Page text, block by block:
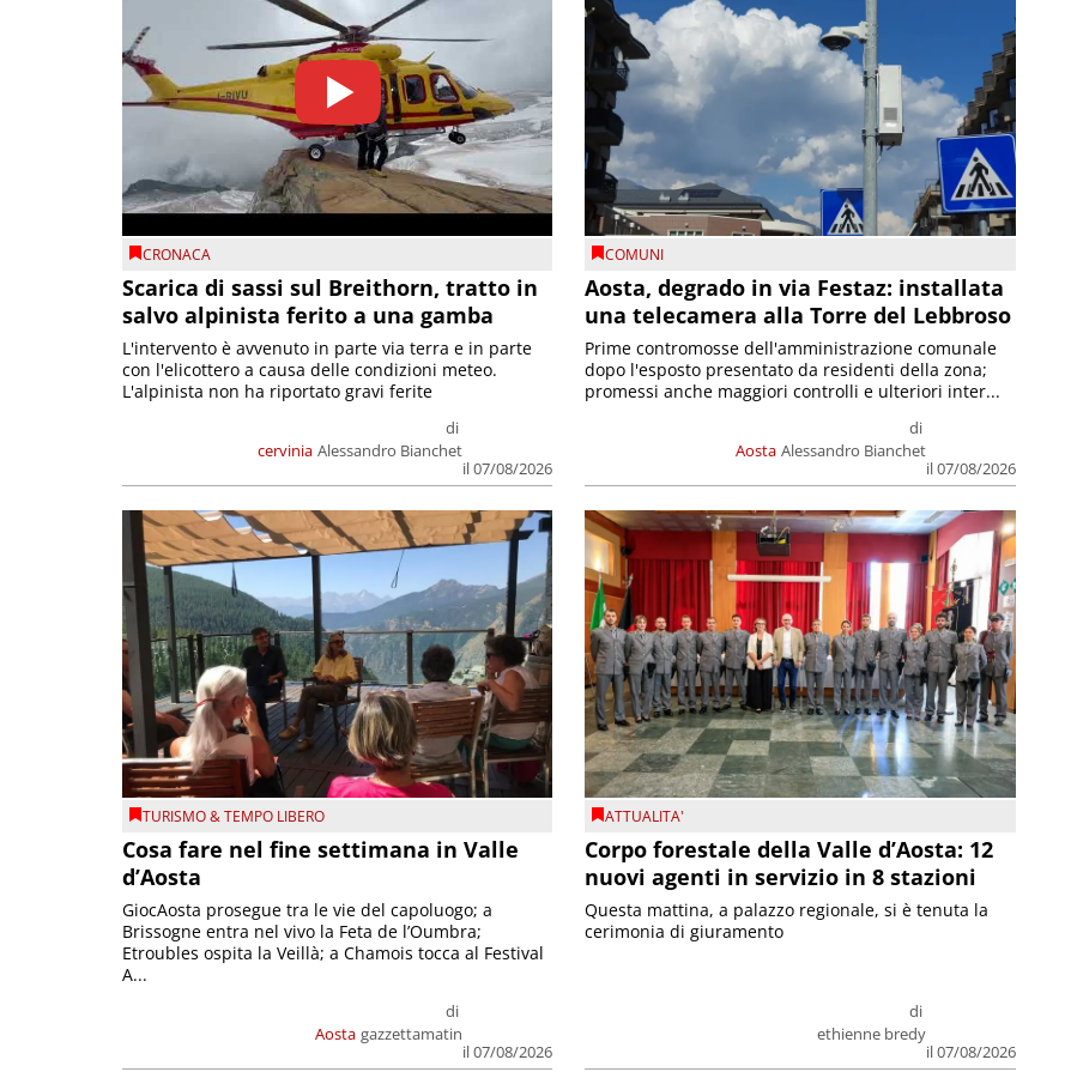
CRONACA
Scarica di sassi sul Breithorn, tratto in
salvo alpinista ferito a una gamba
cervinia
di
Alessandro Bianchet
il 07/08/2026
L'intervento è avvenuto in parte via terra e in parte
con l'elicottero a causa delle condizioni meteo.
L'alpinista non ha riportato gravi ferite
COMUNI
Aosta, degrado in via Festaz: installata
una telecamera alla Torre del Lebbroso
Aosta
di
Alessandro Bianchet
il 07/08/2026
Prime contromosse dell'amministrazione comunale
dopo l'esposto presentato da residenti della zona;
promessi anche maggiori controlli e ulteriori inter...
TURISMO & TEMPO LIBERO
Cosa fare nel fine settimana in Valle
d’Aosta
Aosta
di
gazzettamatin
il 07/08/2026
GiocAosta prosegue tra le vie del capoluogo; a
Brissogne entra nel vivo la Feta de l’Oumbra;
Etroubles ospita la Veillà; a Chamois tocca al Festival
A...
ATTUALITA'
Corpo forestale della Valle d’Aosta: 12
nuovi agenti in servizio in 8 stazioni
di
ethienne bredy
il 07/08/2026
Questa mattina, a palazzo regionale, si è tenuta la
cerimonia di giuramento